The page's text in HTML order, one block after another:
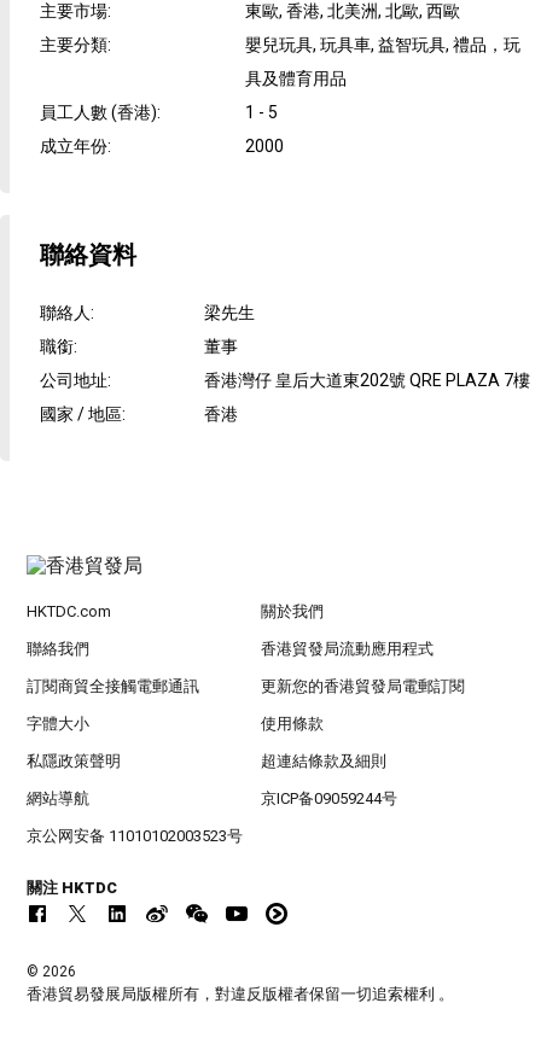
主要市場:
東歐, 香港, 北美洲, 北歐, 西歐
主要分類:
嬰兒玩具, 玩具車, 益智玩具, 禮品，玩
具及體育用品
員工人數 (香港):
1 - 5
成立年份: 2000
聯絡資料
聯絡人:
梁先生
職銜:
董事
公司地址:
香港灣仔 皇后大道東202號 QRE PLAZA 7樓
國家 / 地區: 香港
HKTDC.com 關於我們
聯絡我們 香港貿發局流動應用程式
訂閱商貿全接觸電郵通訊 更新您的香港貿發局電郵訂閱
字體大小 使用條款
私隱政策聲明 超連結條款及細則
網站導航 京ICP备09059244号
京公网安备 11010102003523号
關注 HKTDC
© 2026
香港貿易發展局版權所有，對違反版權者保留一切追索權利 。